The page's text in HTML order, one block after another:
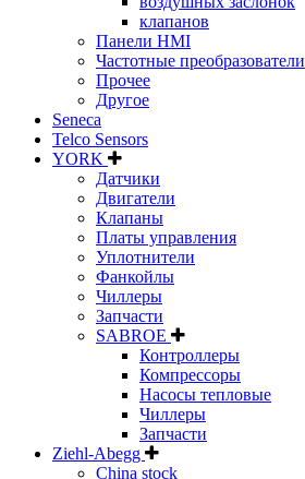
клапанов
Панели HMI
Частотные преобразователи
Прочее
Другое
Seneca
Telco Sensors
YORK
Датчики
Двигатели
Клапаны
Платы управления
Уплотнители
Фанкойлы
Чиллеры
Запчасти
SABROE
Контроллеры
Компрессоры
Насосы тепловые
Чиллеры
Запчасти
Ziehl-Abegg
China stock